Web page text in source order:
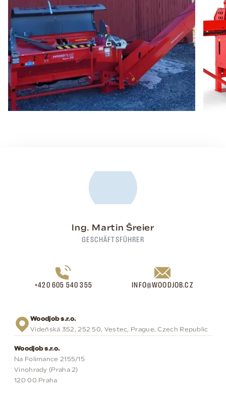
Ing. Martin Šreier
GESCHÄFTSFÜHRER
+420 605 540 355 INFO@WOODJOB.CZ
Woodjob s.r.o.
Vídeňská 352, 252 50, Vestec, Prague, Czech Republic
Woodjob s.r.o.
Na Folimance 2155/15
Vinohrady (Praha 2)
120 00 Praha